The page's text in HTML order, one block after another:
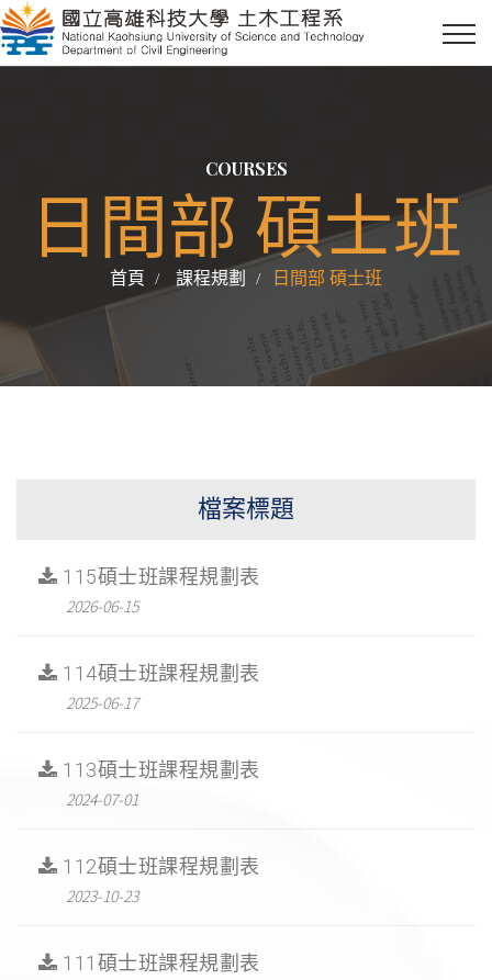
COURSES
日間部 碩士班
首頁 課程規劃 日間部 碩士班
檔案標題
115碩士班課程規劃表
2026-06-15
114碩士班課程規劃表
2025-06-17
113碩士班課程規劃表
2024-07-01
112碩士班課程規劃表
2023-10-23
111碩士班課程規劃表